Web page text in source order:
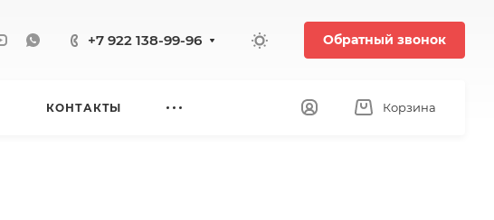
+7 922 138-99-96 Обратный звонок
КОНТАКТЫ Корзина